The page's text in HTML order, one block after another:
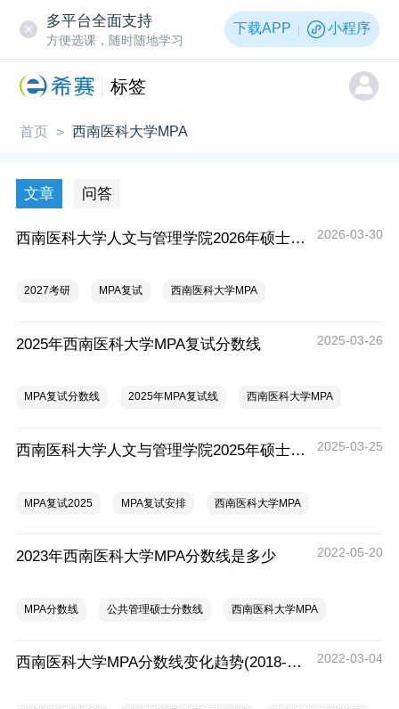
多平台全面支持
方便选课，随时随地学习
下载APP 小程序
标签
首页 > 西南医科大学MPA
文章 问答
西南医科大学人文与管理学院2026年硕士研究生招生复试、调剂工作细则 2026-03-30
2027考研 MPA复试 西南医科大学MPA
2025年西南医科大学MPA复试分数线 2025-03-26
MPA复试分数线 2025年MPA复试线 西南医科大学MPA
西南医科大学人文与管理学院2025年硕士研究生招生复试、调剂工作细则 2025-03-25
MPA复试2025 MPA复试安排 西南医科大学MPA
2023年西南医科大学MPA分数线是多少 2022-05-20
MPA分数线 公共管理硕士分数线 西南医科大学MPA
西南医科大学MPA分数线变化趋势(2018-2021) 2022-03-04